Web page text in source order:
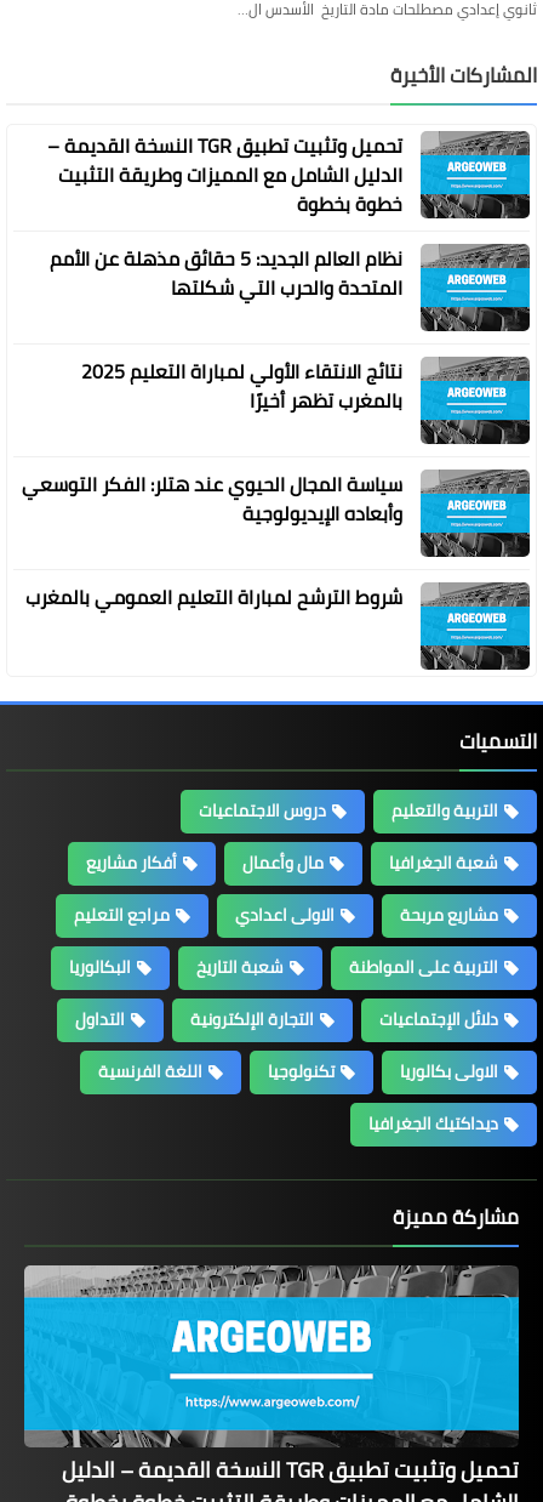
ثانوي إعدادي مصطلحات مادة التاريخ الأسدس ال…
المشاركات الأخيرة
تحميل وتثبيت تطبيق TGR النسخة القديمة –
الدليل الشامل مع المميزات وطريقة التثبيت
خطوة بخطوة
نظام العالم الجديد: 5 حقائق مذهلة عن الأمم
المتحدة والحرب التي شكلتها
نتائج الانتقاء الأولي لمباراة التعليم 2025
بالمغرب تظهر أخيرًا
سياسة المجال الحيوي عند هتلر: الفكر التوسعي
وأبعاده الإيديولوجية
شروط الترشح لمباراة التعليم العمومي بالمغرب
التسميات
التربية والتعليم
دروس الاجتماعيات
شعبة الجغرافيا
مال وأعمال
أفكار مشاريع
مشاريع مربحة
الاولى اعدادي
مراجع التعليم
التربية على المواطنة
شعبة التاريخ
البكالوريا
دلائل الإجتماعيات
التجارة الإلكترونية
التداول
الاولى بكالوريا
تكنولوجيا
اللغة الفرنسية
ديداكتيك الجغرافيا
مشاركة مميزة
تحميل وتثبيت تطبيق TGR النسخة القديمة – الدليل